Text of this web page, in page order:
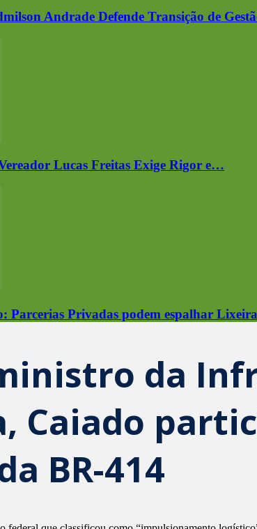
Andrade Defende Transição de
Lucas Freitas Exige Rigor e…
Parcerias Privadas podem espalhar
da
Caiado
BR-414